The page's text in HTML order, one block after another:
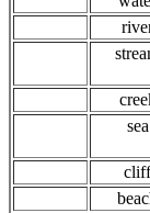
sea
cliff